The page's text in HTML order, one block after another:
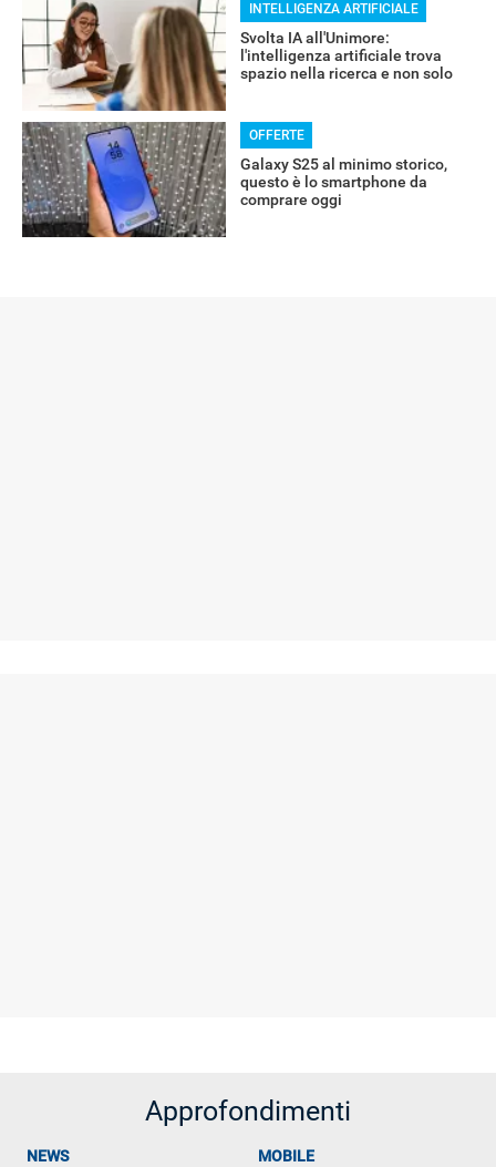
INTELLIGENZA ARTIFICIALE
Svolta IA all'Unimore:
l'intelligenza artificiale trova
spazio nella ricerca e non solo
OFFERTE
Galaxy S25 al minimo storico,
questo è lo smartphone da
comprare oggi
Approfondimenti
NEWS
MOBILE